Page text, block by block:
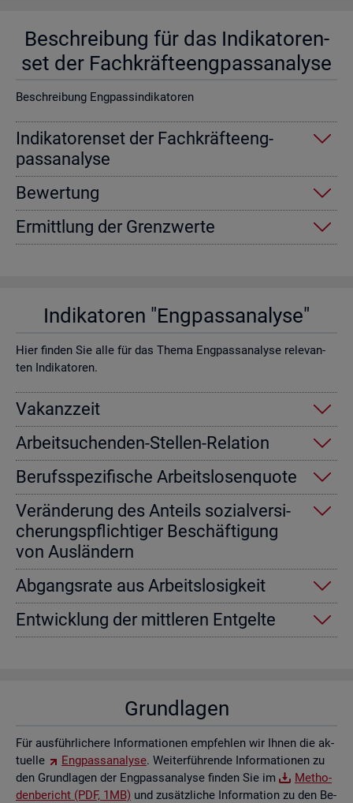
Be­schrei­bung für das In­di­ka­to­ren­
set der Fach­kräf­te­eng­pass­ana­ly­se
Be­schrei­bung Eng­pas­sin­di­ka­to­ren
In­di­ka­to­ren­set der Fach­kräf­te­eng­
pass­ana­ly­se
Be­wer­tung
Er­mitt­lung der Grenz­wer­te
In­di­ka­to­ren "Eng­pass­ana­ly­se"
Hier fin­den Sie alle für das Thema Eng­pass­ana­ly­se re­le­van­
ten In­di­ka­to­ren.
Va­kanz­zeit
Ar­beit­su­chen­den-Stel­len-Re­la­ti­on
Be­rufs­spe­zi­fi­sche Ar­beits­lo­sen­quo­te
Ver­än­de­rung des An­teils so­zi­al­ver­si­
che­rungs­pflich­ti­ger Be­schäf­ti­gung
von Aus­län­dern
Ab­gangs­ra­te aus Ar­beits­lo­sig­keit
Ent­wick­lung der mitt­le­ren Ent­gel­te
Grund­la­gen
Für aus­führ­li­che­re In­for­ma­tio­nen emp­feh­len wir Ihnen die ak­
tu­el­le
Eng­pass­ana­ly­se. Wei­ter­füh­ren­de In­for­ma­tio­nen zu
den Grund­la­gen der Eng­pass­ana­ly­se fin­den Sie im
Me­tho­
den­be­richt (PDF, 1MB) und zu­sätz­li­che In­for­ma­ti­on zu den Be­